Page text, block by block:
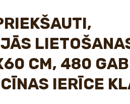
CM, 480
IERĪCE